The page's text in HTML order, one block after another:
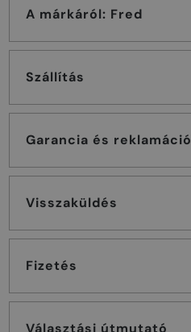
A márkáról: Fred
Szállítás
Garancia és reklamáció
Visszaküldés
Fizetés
Választási útmutató